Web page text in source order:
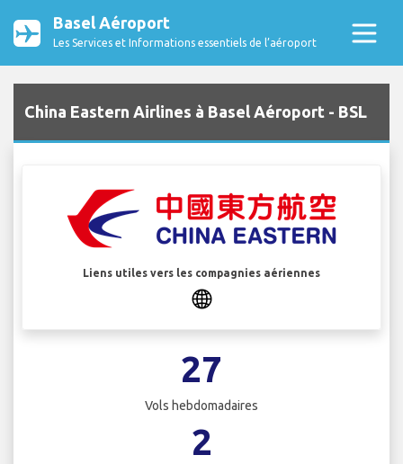
Basel Aéroport
Les Services et Informations essentiels de l’aéroport
China Eastern Airlines à Basel Aéroport - BSL
Liens utiles vers les compagnies aériennes
27
Vols hebdomadaires
2